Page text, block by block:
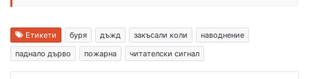
Етикети буря дъжд закъсали коли
наводнение
паднало дърво
пожарна читателски сигнал